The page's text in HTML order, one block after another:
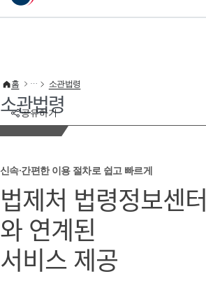
이 누리집은 대한민국 공식 전자정부 누리집입니다.
공유하기
홈 소관법령
소관법령
신속·간편한 이용 절차로 쉽고 빠르게
법제처 법령정보센터
와 연계된
서비스 제공